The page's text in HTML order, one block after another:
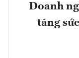
Doanh
tăng